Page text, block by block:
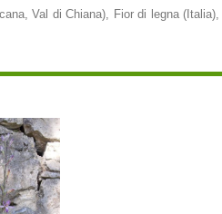
Val di Chiana), Fior di legna